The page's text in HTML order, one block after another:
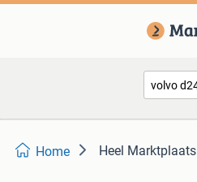
Home Heel Marktplaats